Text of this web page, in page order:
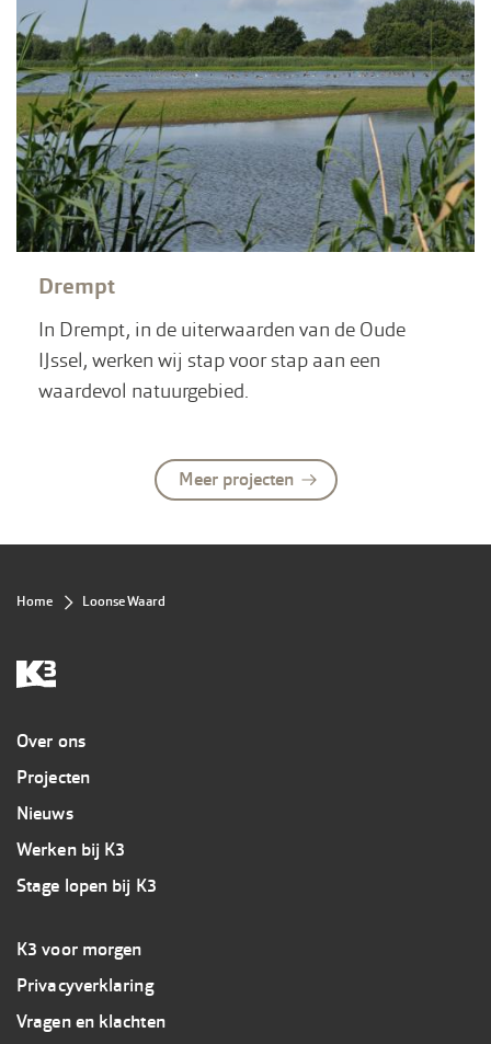
Drempt
In Drempt, in de uiterwaarden van de Oude
IJssel, werken wij stap voor stap aan een
waardevol natuurgebied.
Meer projecten
Kruimelpad
Home Loonse Waard
Overig
Over ons
Projecten
Nieuws
Werken bij K3
Stage lopen bij K3
Footer
3
K3
K3 voor morgen
Privacyverklaring
Vragen en klachten